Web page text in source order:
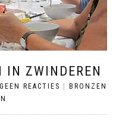
IN ZWINDEREN
GEEN REACTIES | BRONZEN